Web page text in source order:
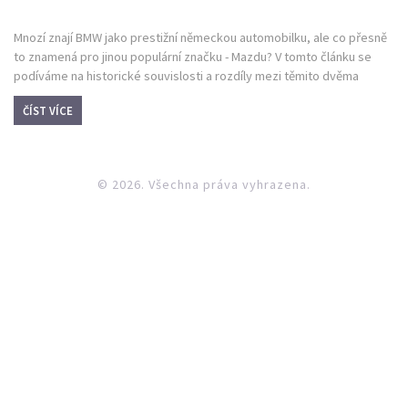
Mnozí znají BMW jako prestižní německou automobilku, ale co přesně
to znamená pro jinou populární značku - Mazdu? V tomto článku se
podíváme na historické souvislosti a rozdíly mezi těmito dvěma
výrobci. Přestože BMW a Mazda působí v různých segmentech trhu,
jejich vzájemné inspirace a konkurence mají významný dopad.
ČÍST VÍCE
© 2026. Všechna práva vyhrazena.